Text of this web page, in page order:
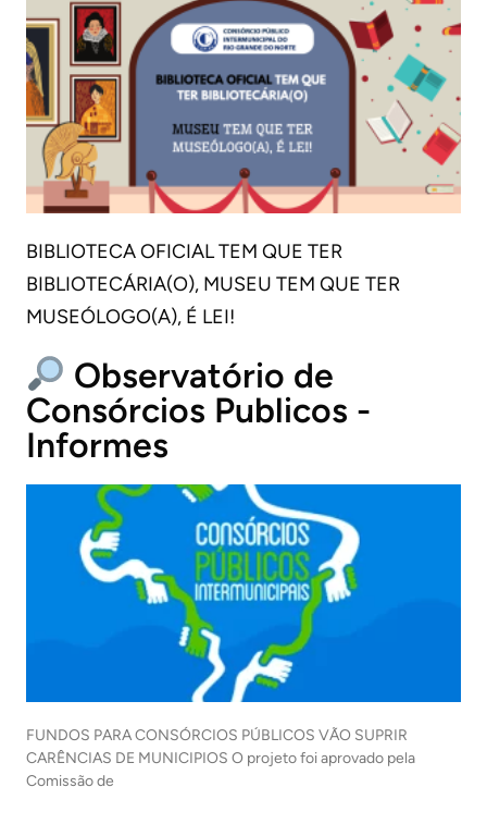
BIBLIOTECA OFICIAL TEM QUE TER
BIBLIOTECÁRIA(O), MUSEU TEM QUE TER
MUSEÓLOGO(A), É LEI!
Observatório de
Consórcios Publicos -
Informes
FUNDOS PARA CONSÓRCIOS PÚBLICOS VÃO SUPRIR
CARÊNCIAS DE MUNICIPIOS O projeto foi aprovado pela
Comissão de